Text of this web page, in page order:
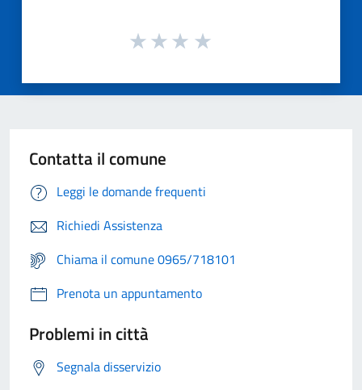
Contatta il comune
Leggi le domande frequenti
Richiedi Assistenza
Chiama il comune 0965/718101
Prenota un appuntamento
Problemi in città
Segnala disservizio